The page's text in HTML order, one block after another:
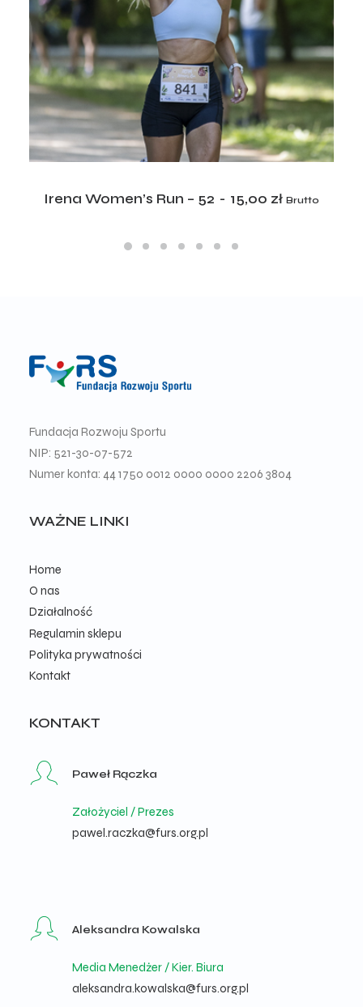
ADD TO CART
Irena Women’s Run – 52 15,00 zł Brutto
Fundacja Rozwoju Sportu
NIP: 521-30-07-572
Numer konta: 44 1750 0012 0000 0000 2206 3804
WAŻNE LINKI
Home
O nas
Działalność
Regulamin sklepu
Polityka prywatności
Kontakt
KONTAKT
Paweł Rączka
Założyciel / Prezes
pawel.raczka@furs.org.pl
Aleksandra Kowalska
Media Menedżer / Kier. Biura
aleksandra.kowalska@furs.org.pl